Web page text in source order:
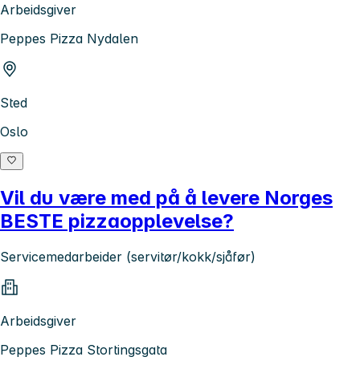
Arbeidsgiver
Peppes Pizza Nydalen
Sted
Oslo
Vil du være med på å levere Norges
BESTE pizzaopplevelse?
Servicemedarbeider (servitør/kokk/sjåfør)
Arbeidsgiver
Peppes Pizza Stortingsgata